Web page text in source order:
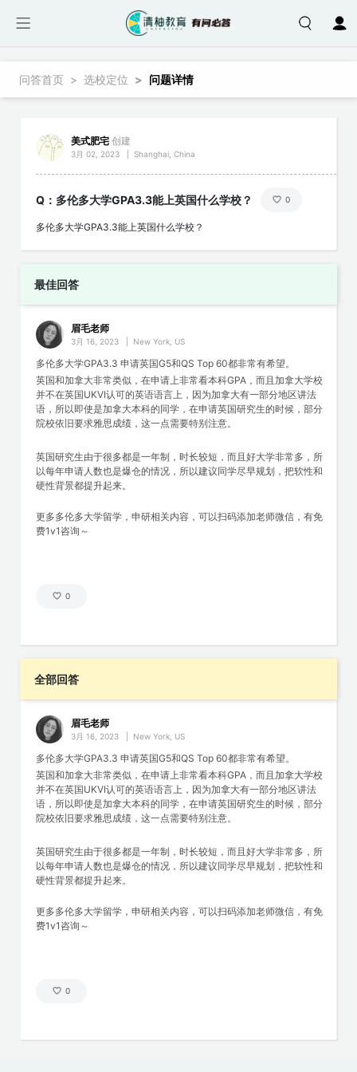
面包屑
问答首页 选校定位 问题详情
美式肥宅创建
3月 02, 2023 Shanghai, China
Q：多伦多大学GPA3.3能上英国什么学校？ 0
多伦多大学GPA3.3能上英国什么学校？
最佳回答
眉毛老师
3月 16, 2023 New York, US
多伦多大学GPA3.3 申请英国G5和QS Top 60都非常有希望。
英国和加拿大非常类似，在申请上非常看本科GPA，而且加拿大学校
并不在英国UKVI认可的英语语言上，因为加拿大有一部分地区讲法
语，所以即使是加拿大本科的同学，在申请英国研究生的时候，部分
院校依旧要求雅思成绩，这一点需要特别注意。
英国研究生由于很多都是一年制，时长较短，而且好大学非常多，所
以每年申请人数也是爆仓的情况，所以建议同学尽早规划，把软性和
硬性背景都提升起来。
更多多伦多大学留学，申研相关内容，可以扫码添加老师微信，有免
费1v1咨询～
0
全部回答
眉毛老师
3月 16, 2023 New York, US
多伦多大学GPA3.3 申请英国G5和QS Top 60都非常有希望。
英国和加拿大非常类似，在申请上非常看本科GPA，而且加拿大学校
并不在英国UKVI认可的英语语言上，因为加拿大有一部分地区讲法
语，所以即使是加拿大本科的同学，在申请英国研究生的时候，部分
院校依旧要求雅思成绩，这一点需要特别注意。
英国研究生由于很多都是一年制，时长较短，而且好大学非常多，所
以每年申请人数也是爆仓的情况，所以建议同学尽早规划，把软性和
硬性背景都提升起来。
更多多伦多大学留学，申研相关内容，可以扫码添加老师微信，有免
费1v1咨询～
0